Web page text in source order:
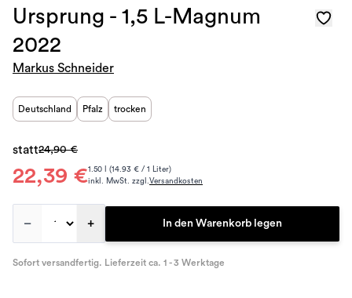
Ursprung - 1,5 L-Magnum
2022
Markus Schneider
Deutschland Pfalz trocken
22,39 €
statt24,90 €
1.50 l (14.93 € / 1 Liter)
inkl. MwSt. zzgl.Versandkosten
– + In den Warenkorb legen
Sofort versandfertig. Lieferzeit ca. 1 - 3 Werktage